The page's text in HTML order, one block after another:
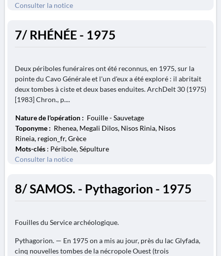
Consulter la notice
7/ RHÉNÉE - 1975
Deux périboles funéraires ont été reconnus, en 1975, sur la
pointe du Cavo Générale et l'un d'eux a été exploré : il abritait
deux tombes à ciste et deux bases enduites. ArchDelt 30 (1975)
[1983] Chron., p....
Nature de l'opération : Fouille - Sauvetage
Toponyme : Rhenea, Megali Dilos, Nisos Rinia, Nisos
Rineia, region_fr, Grèce
Mots-clés : Péribole, Sépulture
Consulter la notice
8/ SAMOS. - Pythagorion - 1975
Fouilles du Service archéologique.
Pythagorion. — En 1975 on a mis au jour, près du lac Glyfada,
cinq nouvelles tombes de la nécropole Ouest (trois